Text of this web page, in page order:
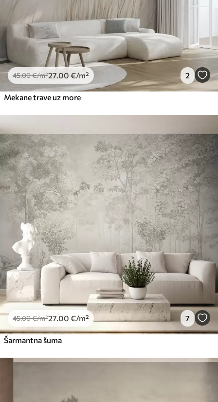
45.00€/m²27 .00 €/m² 2
Mekane trave uz more
45.00€/m²27 .00 €/m² 7
Šarmantna šuma